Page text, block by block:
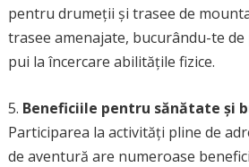
pentru drumeții și trasee de
trasee amenajate, bucurându-te
pui la încercare abilitățile fizice.
5. Beneficiile pentru sănătate și
Participarea la activități pline de
de aventură are numeroase